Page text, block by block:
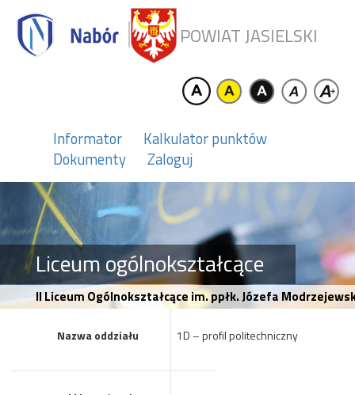
POWIAT JASIELSKI
Informator
Kalkulator punktów
Dokumenty
Zaloguj
Liceum ogólnokształcące
II Liceum Ogólnokształcące im. ppłk. Józefa
Nazwa oddziału 1D – profil politechniczny